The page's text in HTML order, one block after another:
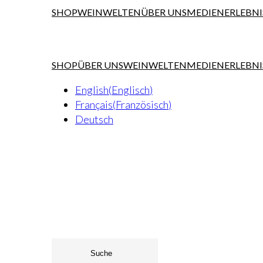
SHOPWEINWELTENÜBER UNSMEDIEN
SHOPÜBER UNSWEINWELTENMEDIEN
English(Englisch)
Français(Französisch)
Deutsch